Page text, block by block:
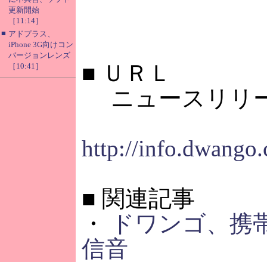
更新開始
［11:14］
■ アドプラス、
iPhone 3G向けコン
バージョンレンズ
［10:41］
■ ＵＲＬ
ニュースリリ
http://
■ 関連記事
・
ドワンゴ、携
信音